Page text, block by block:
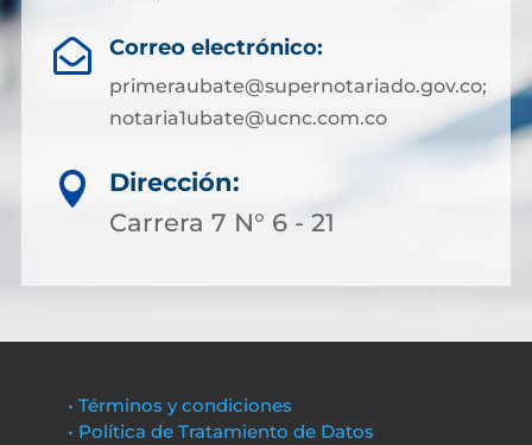
 Correo electrónico:
primeraubate@supernotariado.gov.co;
notaria1ubate@ucnc.com.co

Dirección:
Carrera 7 N° 6 - 21
• Términos y condiciones
• Política de Tratamiento de Datos